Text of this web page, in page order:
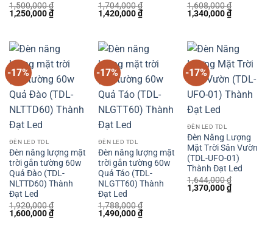
1,500,000₫
Giá
gốc
1,250,000₫Giá
hiện
1,250,000 ₫.
1,704,000₫
Giá
gốc
1,420,000₫Giá
hiện
1,420,000 ₫.
1,608,000₫
Giá
gốc
1,340,000₫Giá
hiện
1,340,000
-17%
ĐÈN LED TDL
Đèn năng lượng mặt
trời gắn tường 60w
Quả Đào (TDL-
NLTTD60) Thành
Đạt Led
1,920,000₫
Giá
gốc
1,600,000₫Giá
hiện
-17%
ĐÈN LED TDL
Đèn năng lượng mặt
trời gắn tường 60w
Quả Táo (TDL-
NLGTT60) Thành
Đạt Led
1,788,000₫
Giá
gốc
1,490,000₫Giá
hiện
-17%
ĐÈN LED TDL
Đèn Năng Lượng
Mặt Trời Sân Vườn
(TDL-UFO-01)
Thành Đạt Led
1,644,000₫
Giá
gốc
1,370,000₫Giá
hiện